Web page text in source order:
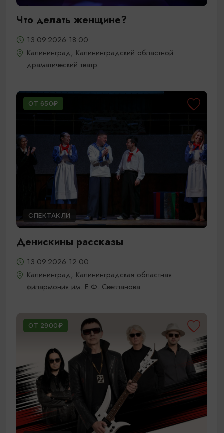
Что делать женщине?
13.09.2026 18:00
Калининград, Калининградский областной
драматический театр
ОТ 650₽
СПЕКТАКЛИ
Денискины рассказы
13.09.2026 12:00
Калининград, Калининградская областная
филармония им. Е.Ф. Светланова
ОТ 2900₽